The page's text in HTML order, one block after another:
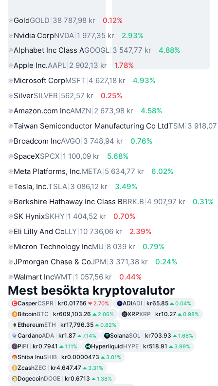
GoldGOLD 38 787,98 kr
0.12%
Nvidia CorpNVDA 1 977,35 kr
2.93%
Alphabet Inc Class AGOOGL 3 547,77 kr
4.88%
Apple Inc.AAPL 2 902,13 kr
1.78%
Microsoft CorpMSFT 4 627,18 kr
4.93%
SilverSILVER 562,57 kr
0.25%
Amazon.com IncAMZN 2 673,98 kr
4.58%
Taiwan Semiconductor Manufacturing Co LtdTSM 3
Broadcom IncAVGO 3 748,94 kr
0.76%
SpaceXSPCX 1 100,09 kr
5.68%
Meta Platforms, Inc.META 5 634,77 kr
6.02%
Tesla, Inc.TSLA 3 086,12 kr
3.49%
Berkshire Hathaway Inc Class BBRK.B 4 907,97 kr
0.31%
SK HynixSKHY 1 404,52 kr
0.70%
Eli Lilly And CoLLY 10 736,06 kr
2.39%
Micron Technology IncMU 8 039 kr
0.79%
JPmorgan Chase & CoJPM 3 371,38 kr
0.24%
Walmart IncWMT 1 057,56 kr 0.44%
Mest besökta kryptovalutor
CasperCSPR kr0.01756 2.70% ADIADI kr65.85 0.04%
BitcoinBTC kr609,103.26 2.06% XRPXRP kr10.27 0.98%
EthereumETH kr17,796.35 0.82%
CardanoADA kr1.87 7.14% SolanaSOL kr703.93 1.68%
PiPI kr0.7941 1.11% HyperliquidHYPE kr518.91 3.99%
Shiba InuSHIB kr0.0000473 3.01%
ZcashZEC kr4,647.47 3.31%
DogecoinDOGE kr0.6713 1.38%